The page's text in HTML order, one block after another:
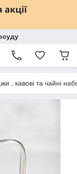
, кавові та чайні